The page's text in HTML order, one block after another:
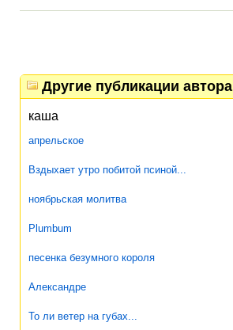
Другие публикации
каша
апрельское
Вздыхает утро побитой псиной...
ноябрьская молитва
Plumbum
песенка безумного короля
Александре
То ли ветер на губах...